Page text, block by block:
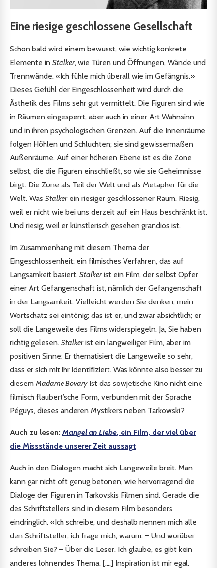
Eine riesige geschlossene Gesellschaft
Schon bald wird einem bewusst, wie wichtig konkrete
Elemente in Stalker, wie Türen und Öffnungen, Wände und
Trennwände. «Ich fühle mich überall wie im Gefängnis.»
Dieses Gefühl der Eingeschlossenheit wird durch die
Ästhetik des Films sehr gut vermittelt. Die Figuren sind wie
in Räumen eingesperrt, aber auch in einer Art Wahnsinn
und in ihren psychologischen Grenzen. Auf die Innenräume
folgen Höhlen und Schluchten; sie sind gewissermaßen
Außenräume. Auf einer höheren Ebene ist es die Zone
selbst, die die Figuren einschließt, so wie sie Geheimnisse
birgt. Die Zone als Teil der Welt und als Metapher für die
Welt. Was Stalkerein riesiger geschlossener Raum. Riesig,
weil er nicht wie bei uns derzeit auf ein Haus beschränkt ist.
Und riesig, weil er künstlerisch gesehen grandios ist.
Im Zusammenhang mit diesem Thema der
Eingeschlossenheit: ein filmisches Verfahren, das auf
Langsamkeit basiert. Stalkerist ein Film, der selbst Opfer
einer Art Gefangenschaft ist, nämlich der Gefangenschaft
in der Langsamkeit. Vielleicht werden Sie denken, mein
Wortschatz sei eintönig; das ist er, und zwar absichtlich; er
soll die Langeweile des Films widerspiegeln. Ja, Sie haben
richtig gelesen. Stalkerist ein langweiliger Film, aber im
positiven Sinne: Er thematisiert die Langeweile so sehr,
dass er sich mit ihr identifiziert. Was könnte also besser zu
diesem Madame BovaryIst das sowjetische Kino nicht eine
filmisch flaubert’sche Form, verbunden mit der Sprache
Péguys, dieses anderen Mystikers neben Tarkowski?
Auch zu lesen: Mangel an Liebe, ein Film, der viel über
die Missstände unserer Zeit aussagt
Auch in den Dialogen macht sich Langeweile breit. Man
kann gar nicht oft genug betonen, wie hervorragend die
Dialoge der Figuren in Tarkovskis Filmen sind. Gerade die
des Schriftstellers sind in diesem Film besonders
eindringlich. «Ich schreibe, und deshalb nennen mich alle
den Schriftsteller; ich frage mich, warum. – Und worüber
schreiben Sie? – Über die Leser. Ich glaube, es gibt kein
anderes lohnendes Thema. [….] Inspiration ist mir egal.